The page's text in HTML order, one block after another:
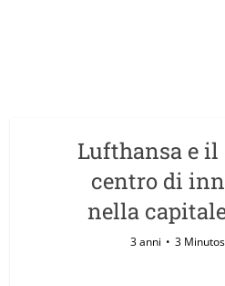
Lufthansa e il
centro di
nella
3 anni 3